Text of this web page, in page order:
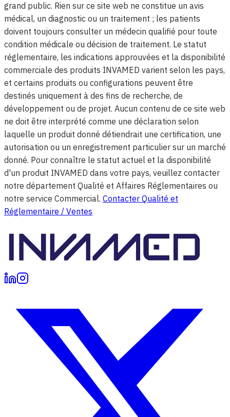
grand public. Rien sur ce site web ne constitue un avis
médical, un diagnostic ou un traitement ; les patients
doivent toujours consulter un médecin qualifié pour toute
condition médicale ou décision de traitement. Le statut
réglementaire, les indications approuvées et la disponibilité
commerciale des produits INVAMED varient selon les pays,
et certains produits ou configurations peuvent être
destinés uniquement à des fins de recherche, de
développement ou de projet. Aucun contenu de ce site web
ne doit être interprété comme une déclaration selon
laquelle un produit donné détiendrait une certification, une
autorisation ou un enregistrement particulier sur un marché
donné. Pour connaître le statut actuel et la disponibilité
d'un produit INVAMED dans votre pays, veuillez contacter
notre département Qualité et Affaires Réglementaires ou
notre service Commercial. Contacter Qualité et
Réglementaire / Ventes